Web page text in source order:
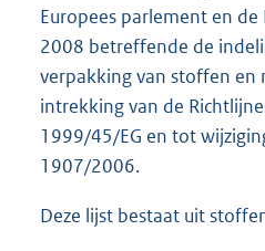
Europees parlement en
2008 betreffende de
verpakking van stoffen en
intrekking van de
1999/45/EG en tot
1907/2006.
Deze lijst bestaat uit